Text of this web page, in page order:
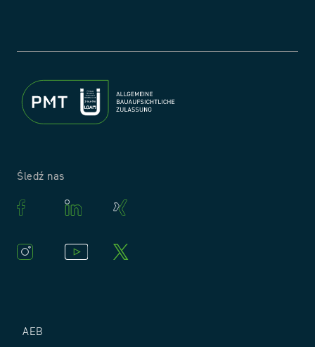
AEB
Śledź nas